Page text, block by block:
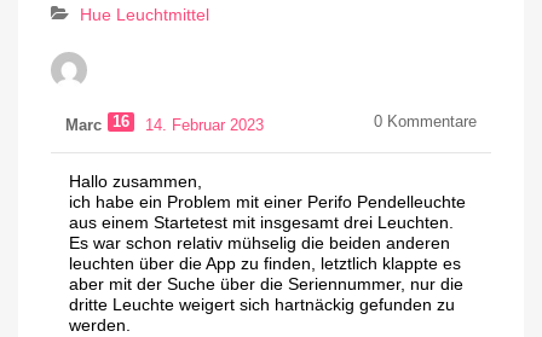
Hue Leuchtmittel
Marc 16 14. Februar 2023 0 Kommentare
Hallo zusammen,
ich habe ein Problem mit einer Perifo Pendelleuchte
aus einem Startetest mit insgesamt drei Leuchten.
Es war schon relativ mühselig die beiden anderen
leuchten über die App zu finden, letztlich klappte es
aber mit der Suche über die Seriennummer, nur die
dritte Leuchte weigert sich hartnäckig gefunden zu
werden.